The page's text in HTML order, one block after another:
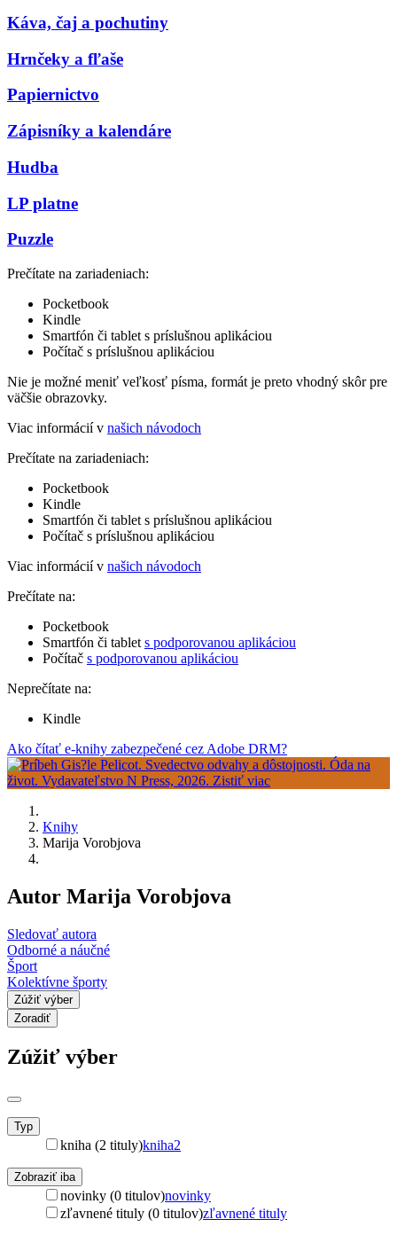
Káva, čaj a pochutiny
Hrnčeky a fľaše
Papiernictvo
Zápisníky a kalendáre
Hudba
LP platne
Puzzle
Prečítate na zariadeniach:
Pocketbook
Kindle
Smartfón či tablet s príslušnou aplikáciou
Počítač s príslušnou aplikáciou
Nie je možné meniť veľkosť písma, formát je preto vhodný skôr pre
väčšie obrazovky.
Viac informácií v našich návodoch
Prečítate na zariadeniach:
Pocketbook
Kindle
Smartfón či tablet s príslušnou aplikáciou
Počítač s príslušnou aplikáciou
Viac informácií v našich návodoch
Prečítate na:
Pocketbook
Smartfón či tablet s podporovanou aplikáciou
Počítač s podporovanou aplikáciou
Neprečítate na:
Kindle
Ako čítať e-knihy zabezpečené cez Adobe DRM?
Knihy
Marija Vorobjova
Autor Marija Vorobjova
Sledovať autora
Odborné a náučné
Šport
Kolektívne športy
Zúžiť výber
Zoradiť
Zúžiť výber
Typ
kniha (2 tituly)kniha2
Zobraziť iba
novinky (0 titulov)novinky
zľavnené tituly (0 titulov)zľavnené tituly